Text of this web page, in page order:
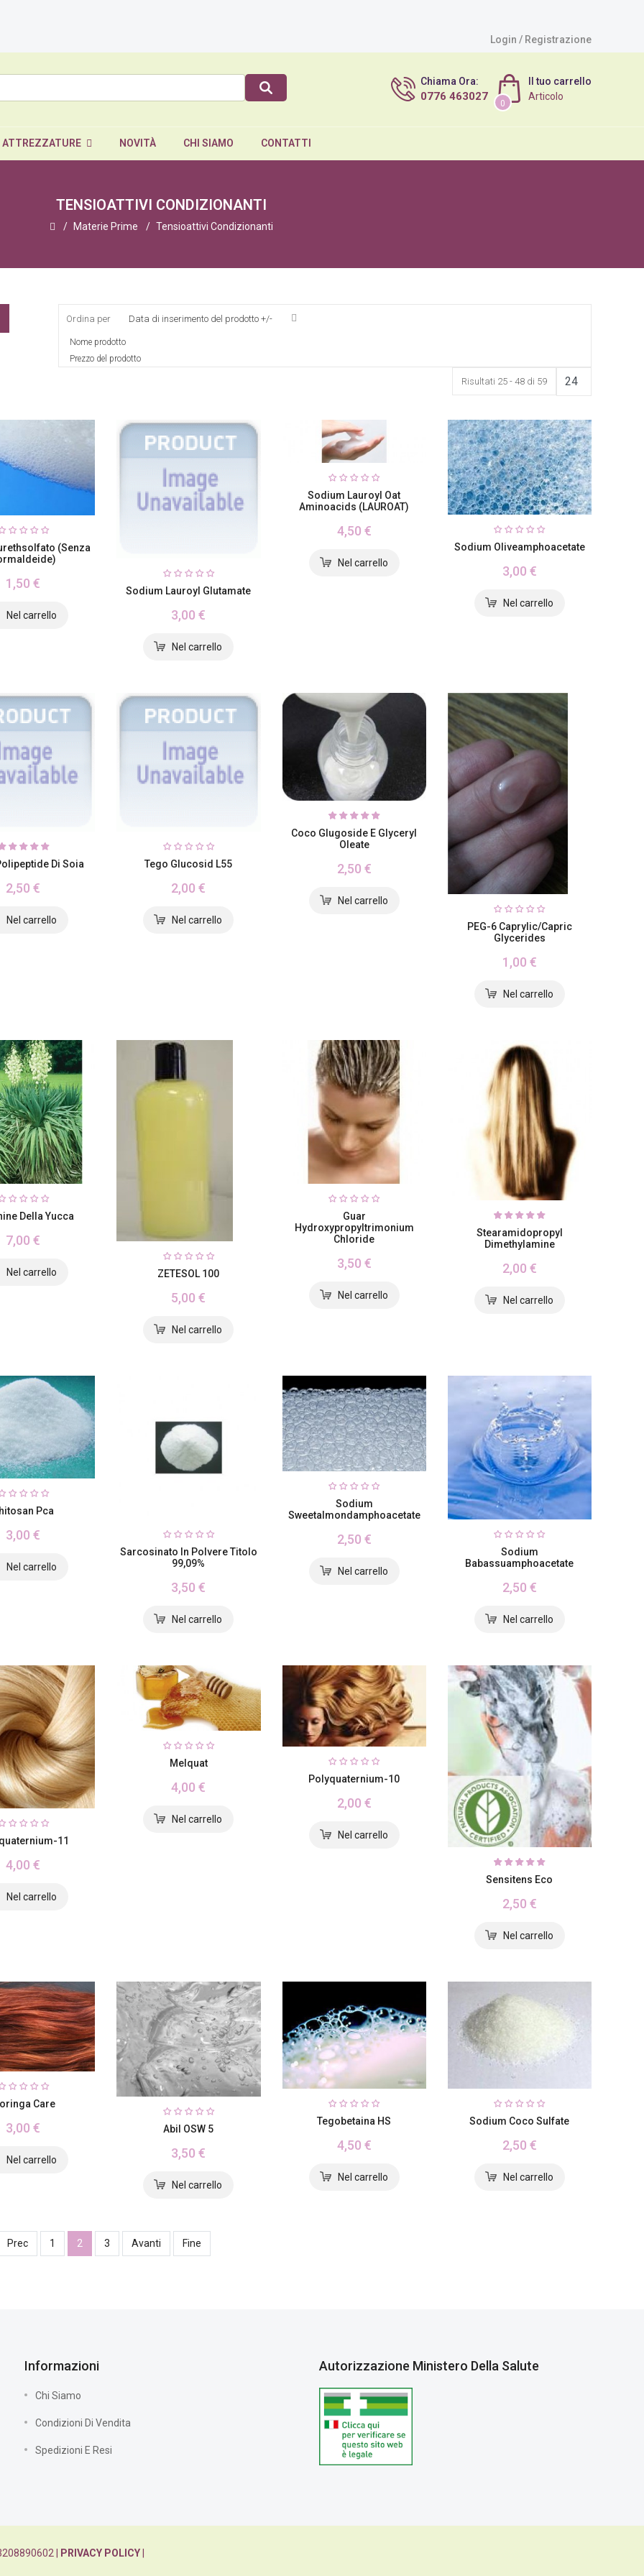
Login / Registrazione
Il tuo carrello
0
Articolo
Chiama Ora:
0776 463027
ATTREZZATURE NOVITÀ CHI SIAMO CONTATTI
TENSIOATTIVI CONDIZIONANTI
Materie Prime Tensioattivi Condizionanti
Ordina per Data di inserimento del prodotto +/-
Nome prodotto
Prezzo del prodotto
Risultati 25 - 48 di 59
(senza
1,50 €
Sodium Lauroyl Glutamate
3,00 €
Sodium Lauroyl Oat
Aminoacids (LAUROAT)
4,50 €
Sodium Oliveamphoacetate
3,00 €
Di Soia
2,50 €
Tego Glucosid L55
2,00 €
Coco Glugoside E Glyceryl
Oleate
2,50 €
PEG-6 Caprylic/Capric
Glycerides
1,00 €
Della Yucca
7,00 €
ZETESOL 100
5,00 €
Guar
Hydroxypropyltrimonium
Chloride
3,50 €
Stearamidopropyl
Dimethylamine
2,00 €
Pca
3,00 €
Sarcosinato In Polvere Titolo
99,09%
3,50 €
Sodium
Sweetalmondamphoacetate
2,50 €
Sodium
Babassuamphoacetate
2,50 €
11
4,00 €
Melquat
4,00 €
Polyquaternium-10
2,00 €
Sensitens Eco
2,50 €
Care
3,00 € Abil OSW 5
3,50 €
Tegobetaina HS
4,50 €
Sodium Coco Sulfate
2,50 €
Prec 1 2 3 Avanti Fine
Informazioni
Chi Siamo
Condizioni Di Vendita
Spedizioni E Resi
Autorizzazione Ministero Della Salute
| PRIVACY POLICY